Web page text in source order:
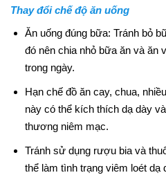
Thay đổi chế độ ăn uống
Ăn uống đúng bữa: Tránh bỏ
đó nên chia nhỏ bữa ăn và ăn
trong ngày.
Hạn chế đồ ăn cay, chua,
này có thể kích thích dạ dày
thương niêm mạc.
Tránh sử dụng rượu bia và
thể làm tình trạng viêm loét